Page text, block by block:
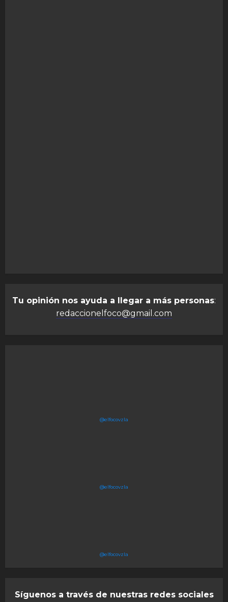
Tu opinión nos ayuda a llegar a más personas:
redaccionelfoco@gmail.com
@elfocovzla
@elfocovzla
@elfocovzla
Síguenos a través de nuestras redes sociales